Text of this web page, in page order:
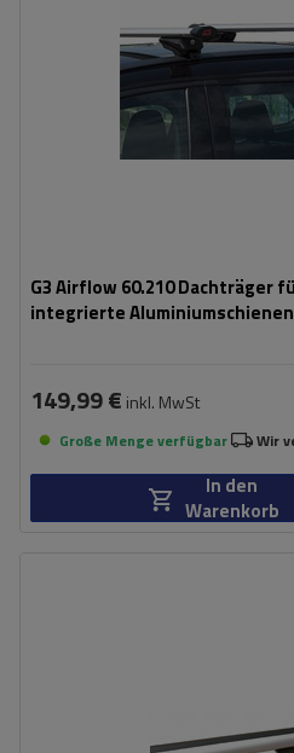
G3 Airflow 60.210 Dachträger
integrierte Aluminiumschienen
149,99 € inkl. MwSt
Große Menge verfügbar Wir
In den
Warenkorb